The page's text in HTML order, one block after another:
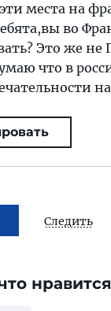
места на
во
Это же
что в
Следить
нравится